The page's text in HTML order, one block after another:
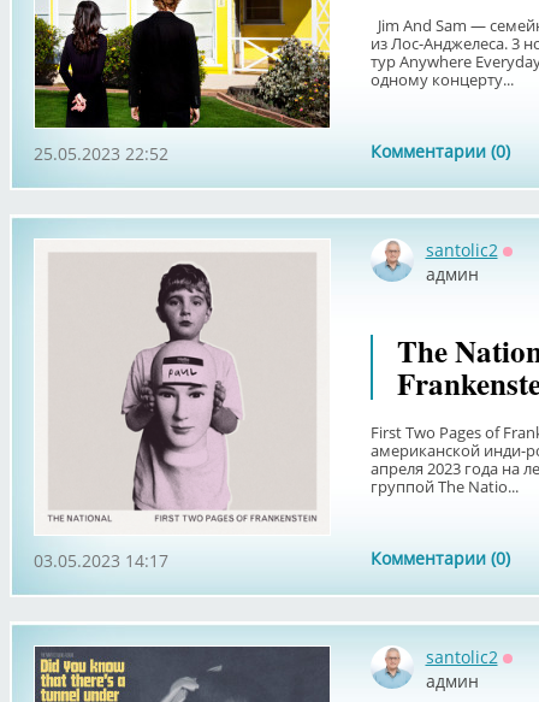
Jim And Sam —
из Лос-Анджелеса. 3
тур Anywhere
одному концерту...
Комментарии (0)
25.05.2023 22:52
santolic2
админ
The
First Two Pages of
американской инди-
апреля 2023 года на
группой The Natio...
Комментарии (0)
03.05.2023 14:17
santolic2
админ